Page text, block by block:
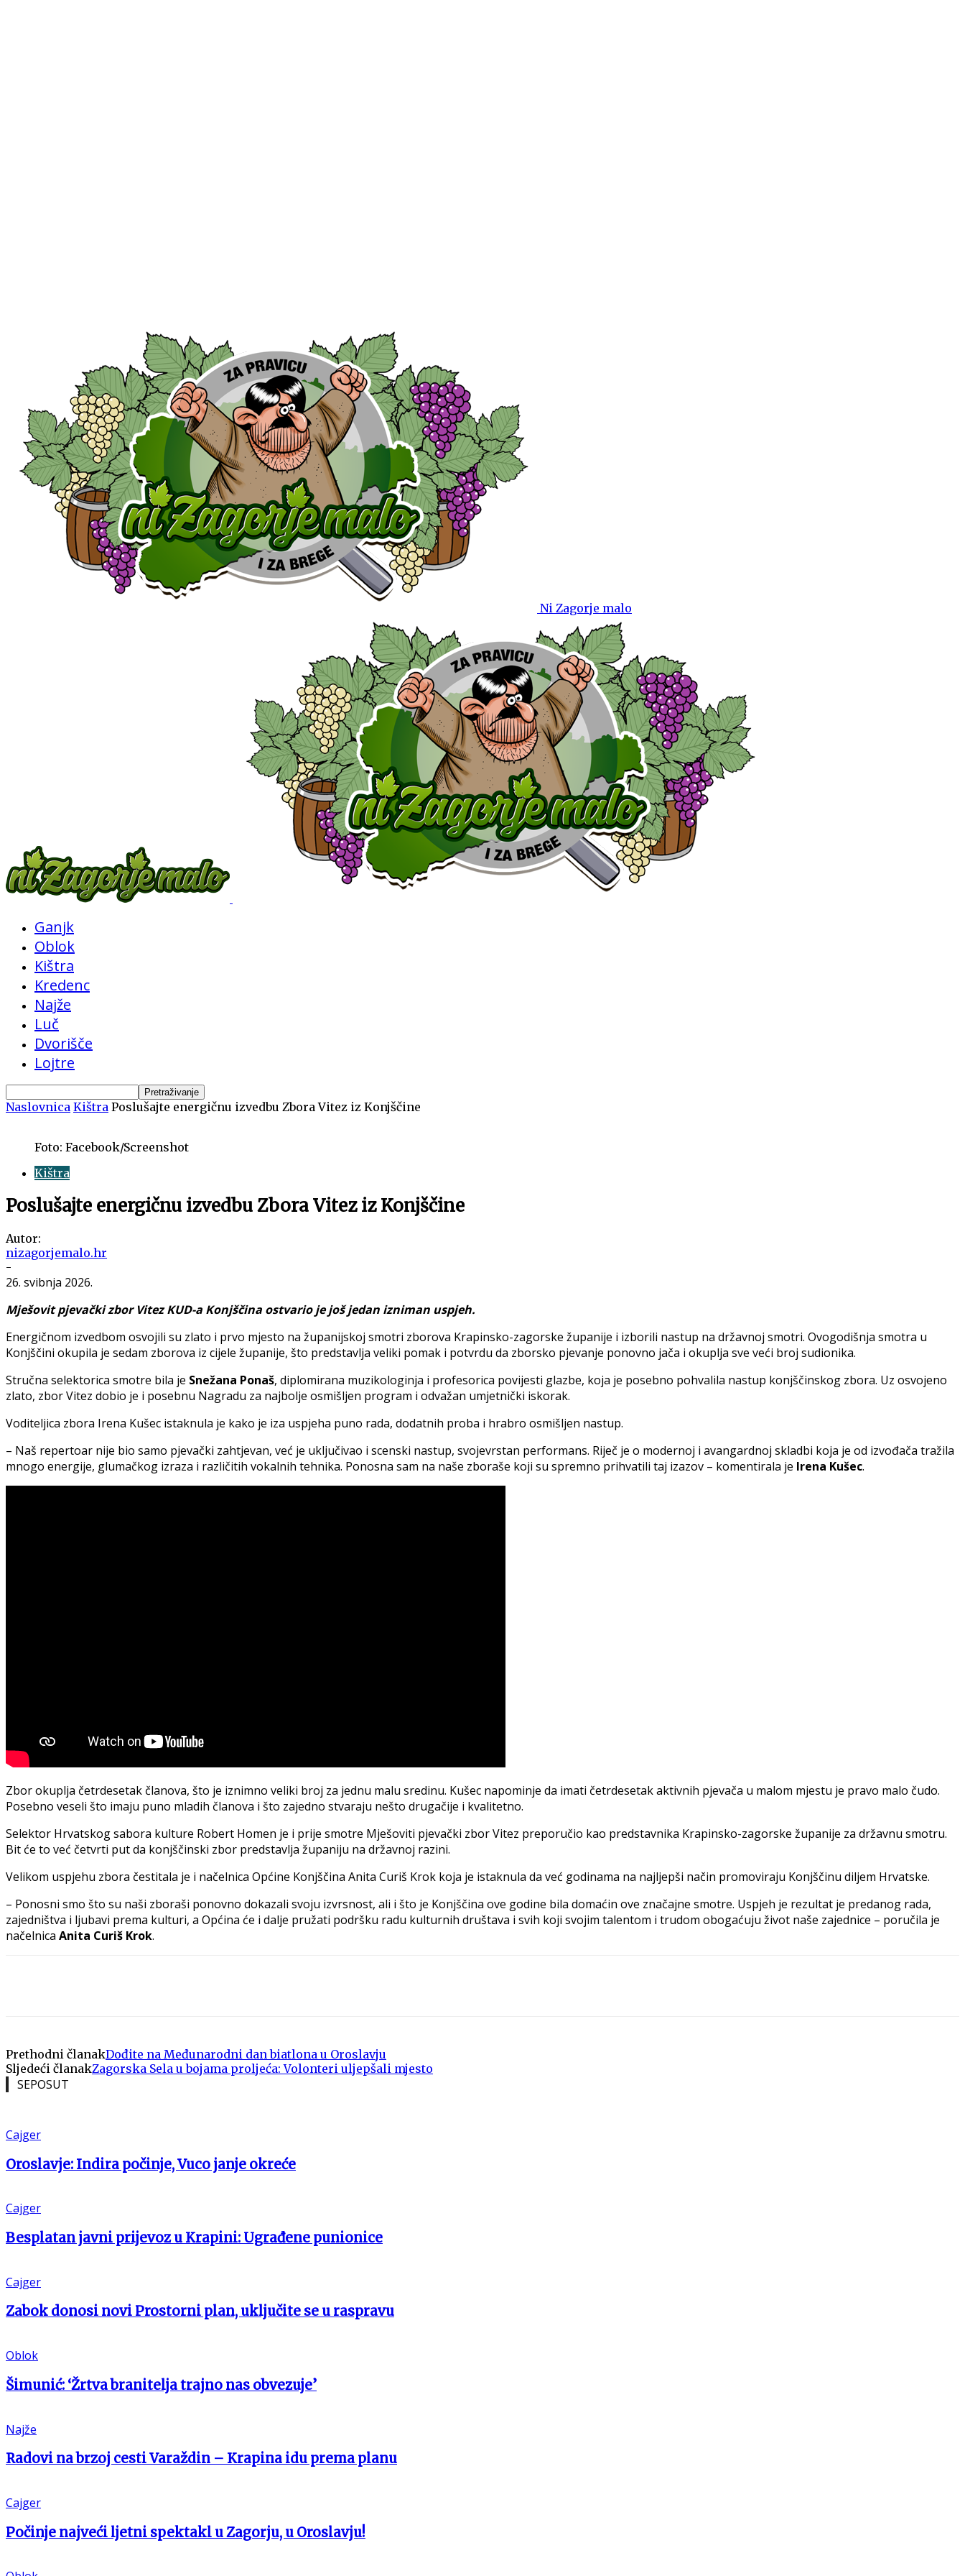
Ni Zagorje malo
Ganjk
Oblok
Kištra
Kredenc
Najže
Luč
Dvorišče
Lojtre
Naslovnica Kištra Poslušajte energičnu izvedbu Zbora Vitez iz Konjščine
Foto: Facebook/Screenshot
Kištra
Poslušajte energičnu izvedbu Zbora Vitez iz Konjščine
Autor:
nizagorjemalo.hr
-
26. svibnja 2026.
Mješovit pjevački zbor Vitez KUD-a Konjščina ostvario je još jedan izniman uspjeh.
Energičnom izvedbom osvojili su zlato i prvo mjesto na županijskoj smotri zborova Krapinsko-zagorske županije i izborili nastup na državnoj smotri. Ovogodišnja smotra u
Konjščini okupila je sedam zborova iz cijele županije, što predstavlja veliki pomak i potvrdu da zborsko pjevanje ponovno jača i okuplja sve veći broj sudionika.
Stručna selektorica smotre bila je Snežana Ponaš, diplomirana muzikologinja i profesorica povijesti glazbe, koja je posebno pohvalila nastup konjščinskog zbora. Uz osvojeno
zlato, zbor Vitez dobio je i posebnu Nagradu za najbolje osmišljen program i odvažan umjetnički iskorak.
Voditeljica zbora Irena Kušec istaknula je kako je iza uspjeha puno rada, dodatnih proba i hrabro osmišljen nastup.
– Naš repertoar nije bio samo pjevački zahtjevan, već je uključivao i scenski nastup, svojevrstan performans. Riječ je o modernoj i avangardnoj skladbi koja je od izvođača tražila
mnogo energije, glumačkog izraza i različitih vokalnih tehnika. Ponosna sam na naše zboraše koji su spremno prihvatili taj izazov – komentirala je Irena Kušec.
Zbor okuplja četrdesetak članova, što je iznimno veliki broj za jednu malu sredinu. Kušec napominje da imati četrdesetak aktivnih pjevača u malom mjestu je pravo malo čudo.
Posebno veseli što imaju puno mladih članova i što zajedno stvaraju nešto drugačije i kvalitetno.
Selektor Hrvatskog sabora kulture Robert Homen je i prije smotre Mješoviti pjevački zbor Vitez preporučio kao predstavnika Krapinsko-zagorske županije za državnu smotru.
Bit će to već četvrti put da konjščinski zbor predstavlja županiju na državnoj razini.
Velikom uspjehu zbora čestitala je i načelnica Općine Konjščina Anita Curiš Krok koja je istaknula da već godinama na najljepši način promoviraju Konjščinu diljem Hrvatske.
– Ponosni smo što su naši zboraši ponovno dokazali svoju izvrsnost, ali i što je Konjščina ove godine bila domaćin ove značajne smotre. Uspjeh je rezultat je predanog rada,
zajedništva i ljubavi prema kulturi, a Općina će i dalje pružati podršku radu kulturnih društava i svih koji svojim talentom i trudom obogaćuju život naše zajednice – poručila je
načelnica Anita Curiš Krok.
Prethodni članakDođite na Međunarodni dan biatlona u Oroslavju
Sljedeći članakZagorska Sela u bojama proljeća: Volonteri uljepšali mjesto
SEPOSUT
Cajger
Oroslavje: Indira počinje, Vuco janje okreće
Cajger
Besplatan javni prijevoz u Krapini: Ugrađene punionice
Cajger
Zabok donosi novi Prostorni plan, uključite se u raspravu
Oblok
Šimunić: ‘Žrtva branitelja trajno nas obvezuje’
Najže
Radovi na brzoj cesti Varaždin – Krapina idu prema planu
Cajger
Počinje najveći ljetni spektakl u Zagorju, u Oroslavju!